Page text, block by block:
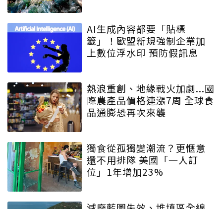
AI生成內容都要「貼標
籤」！歐盟新規強制企業加
上數位浮水印 預防假訊息
熱浪重創、地緣戰火加劇...國
際農產品價格連漲7周 全球食
品通膨恐再次來襲
獨食從孤獨變潮流？更愜意
還不用排隊 美國「一人訂
位」1年增加23%